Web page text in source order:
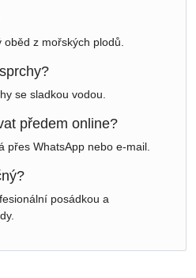
z mořských plodů.
se sladkou vodou.
předem online?
přes WhatsApp nebo e-mail.
posádkou a